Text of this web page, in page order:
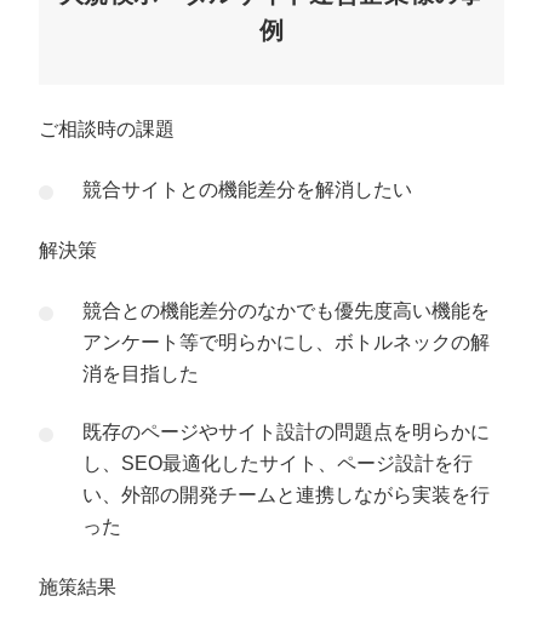
例
ご相談時の課題
競合サイトとの機能差分を解消したい
解決策
競合との機能差分のなかでも優先度高い機能を
アンケート等で明らかにし、ボトルネックの解
消を目指した
既存のページやサイト設計の問題点を明らかに
し、SEO最適化したサイト、ページ設計を行
い、外部の開発チームと連携しながら実装を行
った
施策結果